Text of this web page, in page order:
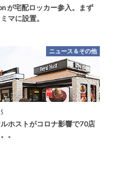
が宅配ロッカー参入。まず
マに設置。
ニュース＆その他
ホストがコロナ影響で70店
。